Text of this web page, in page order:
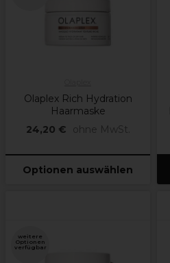
Olaplex Rich Hydration
Haarmaske
24,20 €
ohne MwSt.
Optionen auswählen
weitere
Optionen
verfügbar